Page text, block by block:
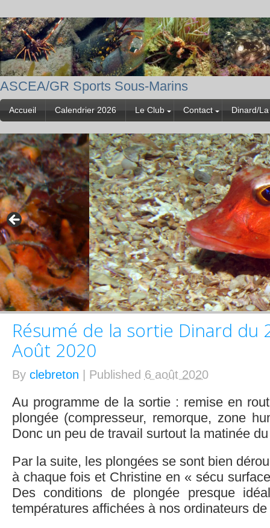
ASCEA/GR Sports Sous-Marins
Accueil Calendrier 2026 Le Club Contact Dinard/
Résumé de la sortie Dinard du
Août 2020
By clebreton Published 6 août 2020
Au programme de la sortie : remise en
plongée (compresseur, remorque, zone
Donc un peu de travail surtout la matinée
Par la suite, les plongées se sont bien
à chaque fois et Christine en « sécu
Des conditions de plongée presque
températures affichées à nos ordinateurs de